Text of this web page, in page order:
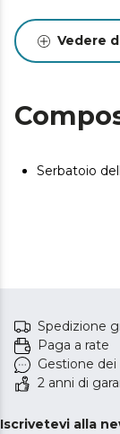
Vedere
Serbatoio
Spedizione
Paga a rate
Gestione
2 anni di
Iscrivetevi alla